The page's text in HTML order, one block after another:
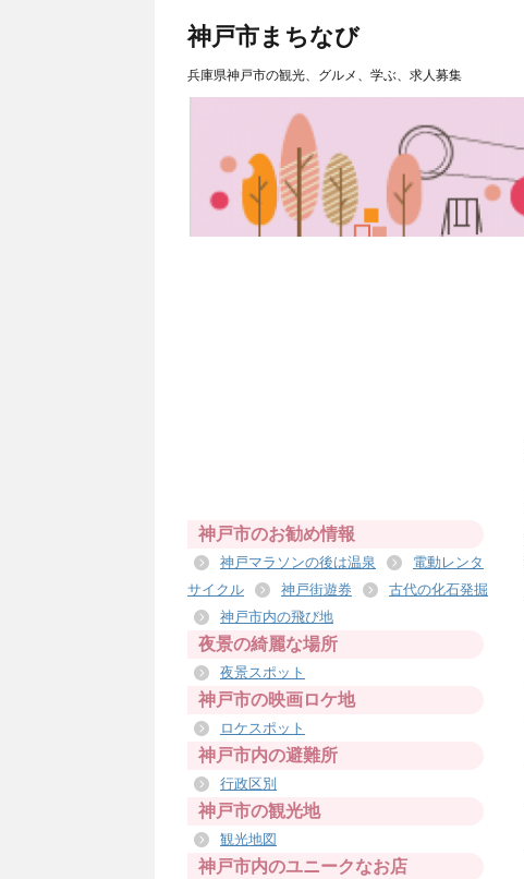
神戸市まちなび
兵庫県神戸市の観光、グルメ、学ぶ、求人募集
神戸市のお勧め情報
神戸マラソンの後は温泉
電動レンタ
サイクル
神戸街遊券
古代の化石発掘
神戸市内の飛び地
夜景の綺麗な場所
夜景スポット
神戸市の映画ロケ地
ロケスポット
神戸市内の避難所
行政区別
神戸市の観光地
観光地図
神戸市内のユニークなお店